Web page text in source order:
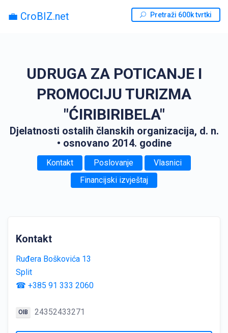
💼 CroBIZ.net Pretraži 600k tvrtki
UDRUGA ZA POTICANJE I
PROMOCIJU TURIZMA
"ĆIRIBIRIBELA"
Djelatnosti ostalih članskih organizacija, d. n.
• osnovano 2014. godine
Kontakt Poslovanje
Vlasnici
Financijski izvještaj
Kontakt
Ruđera Boškovića 13
Split
☎ +385 91 333 2060
OIB 24352433271